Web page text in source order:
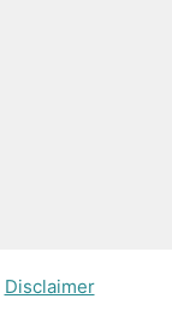
Disclaimer